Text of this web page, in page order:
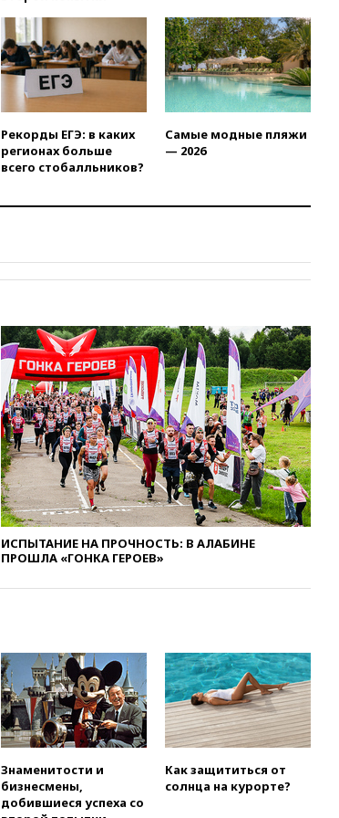
Мужчина получил
ранения при атаке дрона на
Белгородскую область
Bloomberg:
авиакомпании США обязали
проверить самолеты Boeing на
наличие трещин
17:35
окна 10-го этажа
расследует серию
самоубийств своих служащих
полеты в аэропорту
Геленджика
16:50
В Братиславе загорелся
крупнейший НПЗ Slovnaft
16:45«Яблоко» подаст иск к
депутату Госдумы Алексею
Журавлеву
16:35Мельникова и еще
шесть гимнастов сборной
России не получили визы на
ЧЕ
16:16Движение по
перекрывали второй раз за
АФК «Наследие» получили от
шести до 12 лет колонии
15:45
Верховный суд 10
августа рассмотрит иск о
снятии «Яблока» с выборов
пострадали при пожаре на
складе с красками в Брянске
Рекорды ЕГЭ: в каких
регионах больше
всего стобалльников?
Самые модные пляжи
— 2026
ИСПЫТАНИЕ НА ПРОЧНОСТЬ: В АЛАБИНЕ
ПРОШЛА «ГОНКА ГЕРОЕВ»
Знаменитости и
бизнесмены,
добившиеся успеха со
Как защититься от
солнца на курорте?